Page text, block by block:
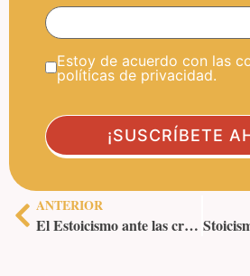
Estoy de acuerdo con las
políticas de privacidad.
ANTERIOR
El Estoicismo ante las críticas: consejos para no dejarte afectar